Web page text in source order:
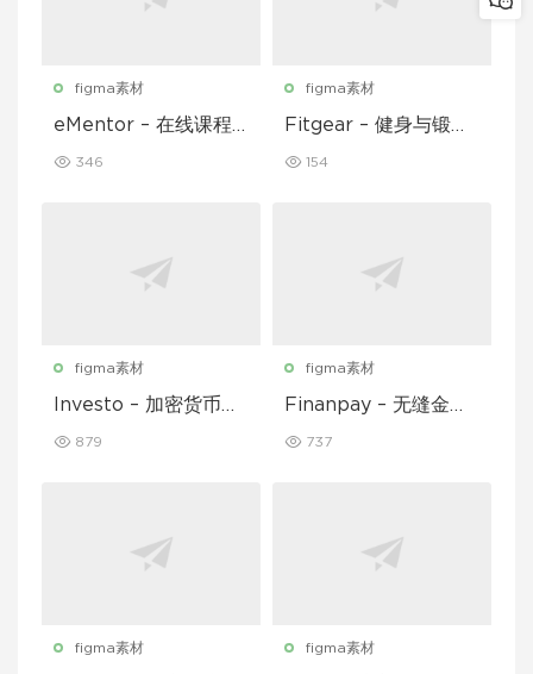
figma素材
eMentor – 在线课程
UI Kit
346
figma素材
Fitgear – 健身与锻炼
154
figma素材
Investo – 加密货币应
879
figma素材
Finanpay – 无缝金融
737
figma素材 figma素材